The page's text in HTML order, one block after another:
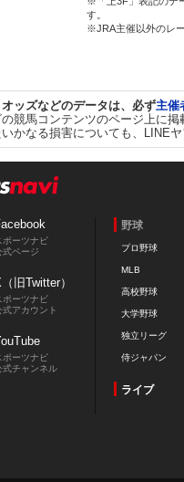
す。
※JRA主催以外のレ
ッズなどのデータは、必ず主催
競馬コンテンツのページ上に
かなる損害についても、LINE
ポーツナビ
式ページ
旧Twitter）
ポーツナビ
式アカウント
ポーツナビ
式チャンネル
野球
プロ野球
MLB
高校野球
大学野球
独立リーグ
侍ジャパン
ライブ